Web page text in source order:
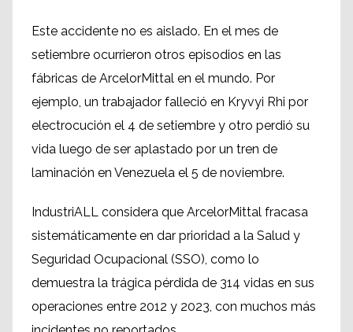
Este accidente no es aislado. En el mes de
setiembre ocurrieron otros episodios en las
fábricas de ArcelorMittal en el mundo. Por
ejemplo, un trabajador falleció en Kryvyi Rhi por
electrocución el 4 de setiembre y otro perdió su
vida luego de ser aplastado por un tren de
laminación en Venezuela el 5 de noviembre.
IndustriALL considera que ArcelorMittal fracasa
sistemáticamente en dar prioridad a la Salud y
Seguridad Ocupacional (SSO), como lo
demuestra la trágica pérdida de 314 vidas en sus
operaciones entre 2012 y 2023, con muchos más